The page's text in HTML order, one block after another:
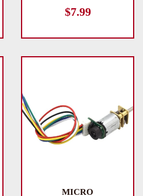
$7.99
MICRO